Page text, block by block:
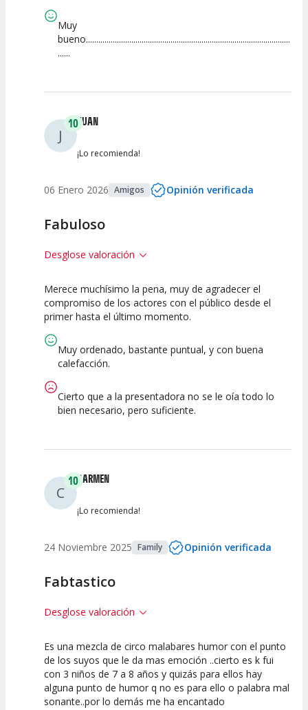
Espectáculo
Muy
bueno...................................................................................................
......
J
10JUAN
¡Lo recomienda!
06 Enero 2026 Amigos Opinión verificada
Fabuloso
Desglose valoración
10
Calidad del
10
Puesta en
10
Interpretación
Merece muchísimo la pena, muy de agradecer el
compromiso de los actores con el público desde el
primer hasta el último momento.
Muy ordenado, bastante puntual, y con buena
calefacción.
Cierto que a la presentadora no se le oía todo lo
bien necesario, pero suficiente.
C
10CARMEN
¡Lo recomienda!
24 Noviembre 2025 Family Opinión verificada
Fabtastico
Desglose valoración
10
Calidad del
Espectáculo
10
Puesta en
Escena
10
Interpretación
artística
Es una mezcla de circo malabares humor con el punto
de los suyos que le da mas emoción ..cierto es k fui
con 3 niños de 7 a 8 años y quizás para ellos hay
alguna punto de humor q no es para ello o palabra mal
sonante..por lo demás me ha encantado